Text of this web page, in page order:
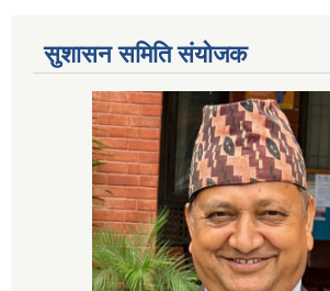
सुशासन समिति संयोजक